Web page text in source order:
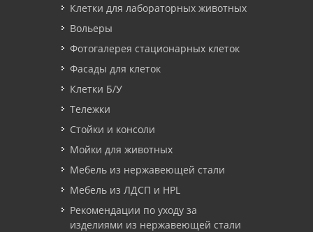
Клетки для лабораторных животных
Вольеры
Фотогалерея стационарных клеток
Фасады для клеток
Клетки Б/У
Тележки
Стойки и консоли
Мойки для животных
Мебель из нержавеющей стали
Мебель из ЛДСП и HPL
Рекомендации по уходу за
изделиями из нержавеющей стали